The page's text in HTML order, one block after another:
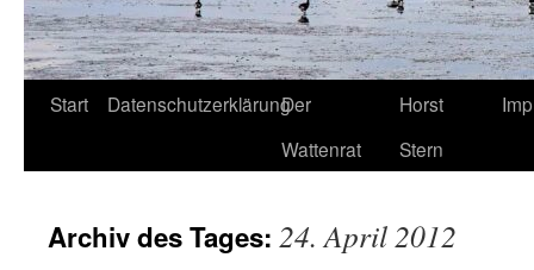
Start DatenschutzerklärungDer
Wattenrat
Horst
Stern
Archiv des Tages: 24. April 2012